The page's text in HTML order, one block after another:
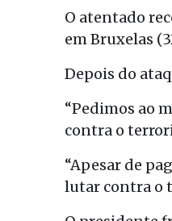
O atentado
em Bruxelas
Depois do
“Pedimos ao
contra o
“Apesar de
lutar contra o